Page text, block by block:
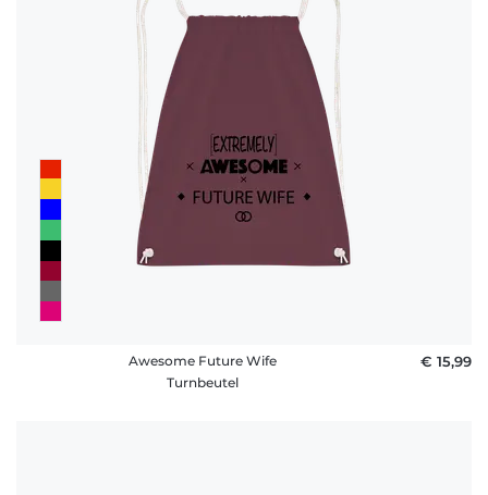
Awesome Future Wife
Turnbeutel
€ 15,99